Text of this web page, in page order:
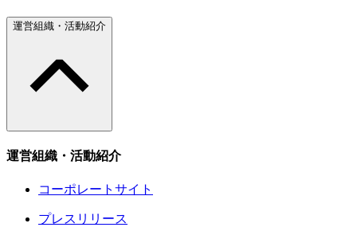
運営組織・活動紹介
運営組織・活動紹介
コーポレートサイト
プレスリリース